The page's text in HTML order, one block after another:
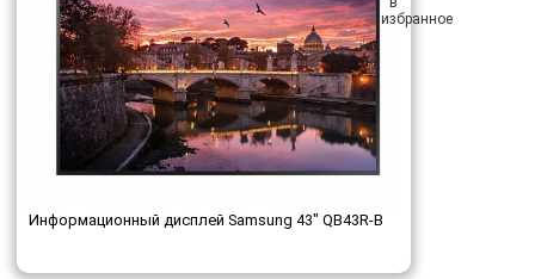
Информационный дисплей Samsung 43" QB43R-B